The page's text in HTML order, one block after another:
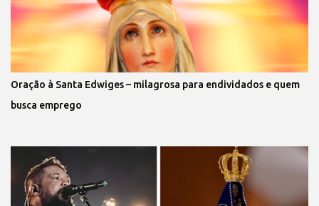
Oração à Santa Edwiges – milagrosa para endividados e quem
busca emprego